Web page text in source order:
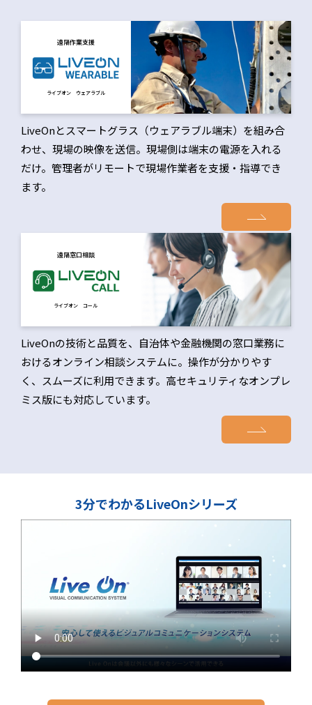
遠隔作業支援
ライブオン ウェアラブル
LiveOnとスマートグラス（ウェアラブル端末）を組み合
わせ、現場の映像を送信。現場側は端末の電源を入れる
だけ。管理者がリモートで現場作業者を支援・指導でき
ます。
遠隔窓口相談
ライブオン コール
LiveOnの技術と品質を、自治体や金融機関の窓口業務に
おけるオンライン相談システムに。操作が分かりやす
く、スムーズに利用できます。高セキュリティなオンプレ
ミス版にも対応しています。
3分でわかるLiveOnシリーズ